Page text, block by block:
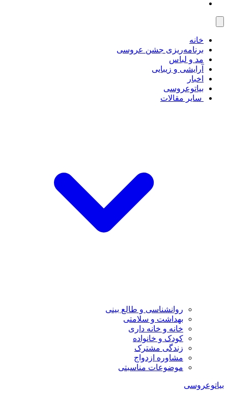
خانه
برنامه‌ریزی جشن عروسی
مد و لباس
آرایشی و زیبایی
اخبار
بیاتوعروسی
سایر مقالات
روانشناسی و طالع بینی
بهداشت و سلامتی
خانه و خانه داری
کودک و خانواده
زندگی مشترک
مشاوره ازدواج
موضوعات مناسبتی
بیاتوعروسی